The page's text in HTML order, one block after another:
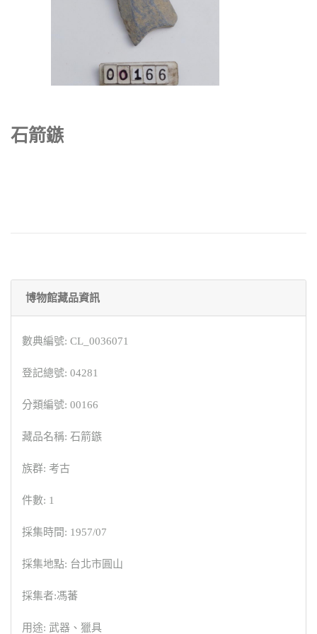
石箭鏃
博物館藏品資訊
數典編號: CL_0036071
登記總號: 04281
分類編號: 00166
藏品名稱: 石箭鏃
族群: 考古
件數: 1
採集時間: 1957/07
採集地點: 台北市圓山
採集者:馮蕃
用途: 武器、獵具